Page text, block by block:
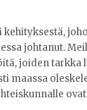
kehityksestä,
johtanut.
joiden tarkka
maassa